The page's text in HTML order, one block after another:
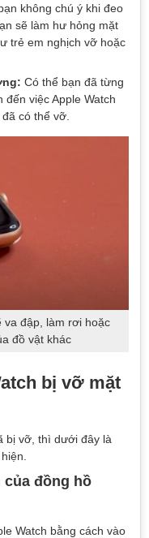
không chú ý khi đeo
sẽ làm hư hỏng mặt
trẻ em nghịch vỡ hoặc
Có thể bạn đã từng
việc Apple Watch
có thể vỡ.
va đập, làm rơi hoặc
đồ vật khác
bị vỡ mặt
bị vỡ, thì dưới đây là
của đồng hồ
Watch bằng cách vào